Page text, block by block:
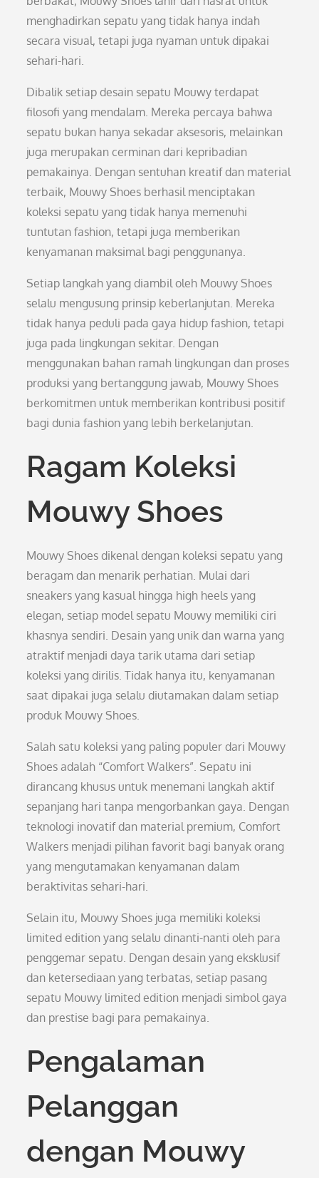
menghadirkan sepatu yang tidak hanya indah
secara visual, tetapi juga nyaman untuk dipakai
sehari-hari.
Dibalik setiap desain sepatu Mouwy terdapat
filosofi yang mendalam. Mereka percaya bahwa
sepatu bukan hanya sekadar aksesoris, melainkan
juga merupakan cerminan dari kepribadian
pemakainya. Dengan sentuhan kreatif dan material
terbaik, Mouwy Shoes berhasil menciptakan
koleksi sepatu yang tidak hanya memenuhi
tuntutan fashion, tetapi juga memberikan
kenyamanan maksimal bagi penggunanya.
Setiap langkah yang diambil oleh Mouwy Shoes
selalu mengusung prinsip keberlanjutan. Mereka
tidak hanya peduli pada gaya hidup fashion, tetapi
juga pada lingkungan sekitar. Dengan
menggunakan bahan ramah lingkungan dan proses
produksi yang bertanggung jawab, Mouwy Shoes
berkomitmen untuk memberikan kontribusi positif
bagi dunia fashion yang lebih berkelanjutan.
Ragam Koleksi
Mouwy Shoes
Mouwy Shoes dikenal dengan koleksi sepatu yang
beragam dan menarik perhatian. Mulai dari
sneakers yang kasual hingga high heels yang
elegan, setiap model sepatu Mouwy memiliki ciri
khasnya sendiri. Desain yang unik dan warna yang
atraktif menjadi daya tarik utama dari setiap
koleksi yang dirilis. Tidak hanya itu, kenyamanan
saat dipakai juga selalu diutamakan dalam setiap
produk Mouwy Shoes.
Salah satu koleksi yang paling populer dari Mouwy
Shoes adalah “Comfort Walkers”. Sepatu ini
dirancang khusus untuk menemani langkah aktif
sepanjang hari tanpa mengorbankan gaya. Dengan
teknologi inovatif dan material premium, Comfort
Walkers menjadi pilihan favorit bagi banyak orang
yang mengutamakan kenyamanan dalam
beraktivitas sehari-hari.
Selain itu, Mouwy Shoes juga memiliki koleksi
limited edition yang selalu dinanti-nanti oleh para
penggemar sepatu. Dengan desain yang eksklusif
dan ketersediaan yang terbatas, setiap pasang
sepatu Mouwy limited edition menjadi simbol gaya
dan prestise bagi para pemakainya.
Pengalaman
Pelanggan
dengan Mouwy